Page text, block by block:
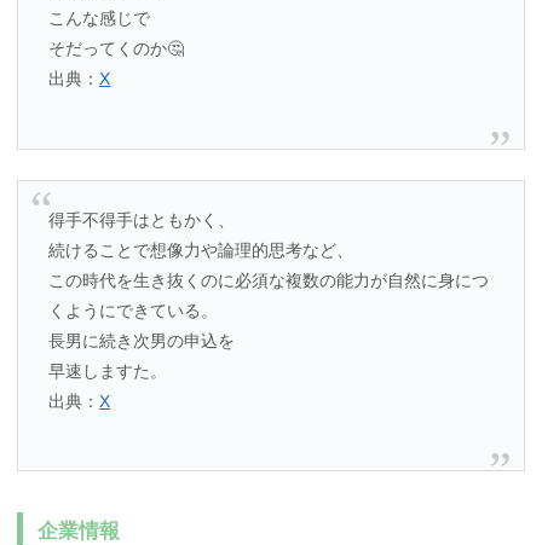
こんな感じで
そだってくのか🤔
出典：X
得手不得手はともかく、
続けることで想像力や論理的思考など、
この時代を生き抜くのに必須な複数の能力が自然に身につ
くようにできている。
長男に続き次男の申込を
早速しますた。
出典：X
企業情報